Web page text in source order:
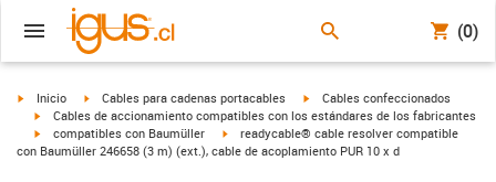
(0)
igus-icon-arrow-right
Inicio igus-icon-arrow-right
Cables para cadenas portacables igus-icon-arrow-right
Cables confeccionados
igus-icon-arrow-right
Cables de accionamiento compatibles con los estándares de los fabricantes
igus-icon-arrow-right
compatibles con Baumüller igus-icon-arrow-right
readycable® cable resolver compatible
con Baumüller 246658 (3 m) (ext.), cable de acoplamiento PUR 10 x d